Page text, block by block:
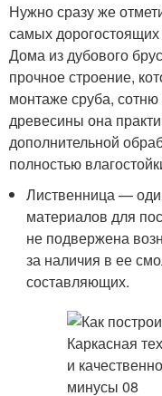
Нужно сразу же
самых дорогостоящих
Дома из дубового
прочное строение,
монтаже сруба, сотню
древесины она
дополнительной
полностью
Лиственница —
материалов для
не подвержена
за наличия в ее
составляющих.